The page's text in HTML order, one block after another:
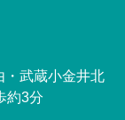
・武蔵小金井北
約3分